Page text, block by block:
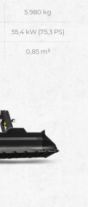
5.980 kg
55,4 kW (75,3 PS)
0,85 m³